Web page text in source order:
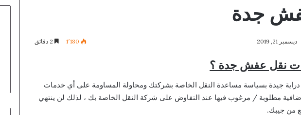
جدة
ديسمبر 21, 2019 1٬180
نقل عفش جدة ؟
جيدة بسياسة مساعدة النقل الخاصة بشركتك ومحاولة المساومة على أي خدمات
مطلوبة / مرغوب فيها عند التفاوض على شركة النقل الخاصة بك ، لذلك لن ينتهي
من جيبك.